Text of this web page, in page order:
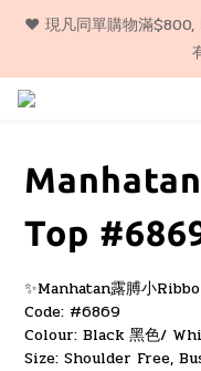
❤️ 購物滿$500, 即享包
❤️ 現凡同單購物滿$800,
❤️ 購物滿$500, 即享包郵
Top
✨Manhatan露膊小
Code: #6869
Colour: Black 黑色/
Size: Shoulder Free,